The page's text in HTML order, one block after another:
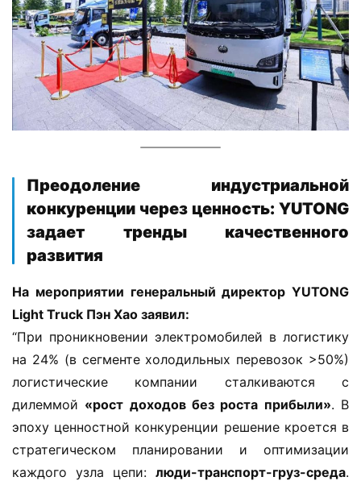
​Преодоление индустриальной
конкуренции через ценность: YUTONG
задает тренды качественного
развития​
​На мероприятии генеральный директор YUTONG
Light Truck Пэн Хао заявил:​
“При проникновении электромобилей в логистику
на 24% (в сегменте холодильных перевозок >50%)
логистические компании сталкиваются с
дилеммой ​ ​«рост доходов без роста прибыли»​​. В
эпоху ценностной конкуренции решение кроется в
стратегическом планировании и оптимизации
каждого узла цепи: ​ ​люди-транспорт-груз-среда​​.